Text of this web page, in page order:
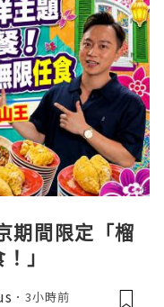
期間限定「榴
」
3小時前